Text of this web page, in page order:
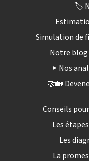
🏷️
Simulation de
Notre
▶️ Nos
🤝🏡
Conseils
Les
Les
La